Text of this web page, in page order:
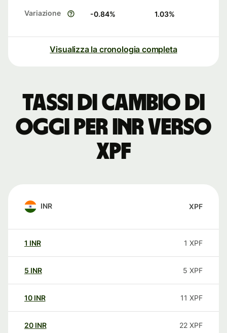
Variazione -0.84% 1.03%
Visualizza la cronologia completa
Tassi di cambio di
oggi per INR verso
XPF
INR XPF
1 INR 1 XPF
5 INR 5 XPF
10 INR 11 XPF
20 INR 22 XPF